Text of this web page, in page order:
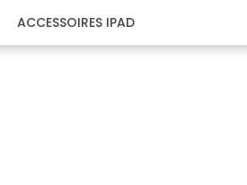
ACCESSOIRES IPAD